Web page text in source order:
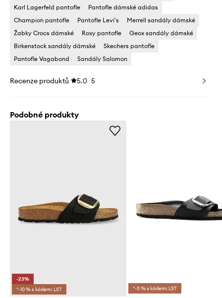
Karl Lagerfeld pantofle
Pantofle dámské adidas
Champion pantofle
Pantofle Levi's
Merrell sandály dámské
Žabky Crocs dámské
Roxy pantofle
Geox sandály dámské
Birkenstock sandály dámské
Skechers pantofle
Pantofle Vagabond
Sandály Salomon
Recenze produktů 5.0 5
Podobné produkty
-23%
*-10 % s kódem: LST
*-5 % s kódem: LST